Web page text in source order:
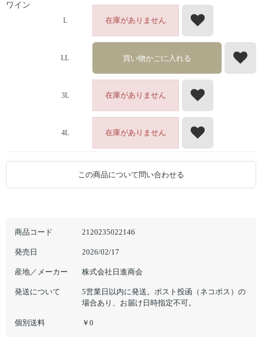
商品コード 2120235022146
発売日 2026/02/17
産地／メーカー 株式会社日進商会
発送について
5営業日以内に発送。ポスト投函（ネコポス）の
場合あり、お届け日時指定不可。
個別送料 ￥0
ワイン
L 在庫がありません
LL 買い物かごに入れる
3L 在庫がありません
4L 在庫がありません
この商品について問い合わせる